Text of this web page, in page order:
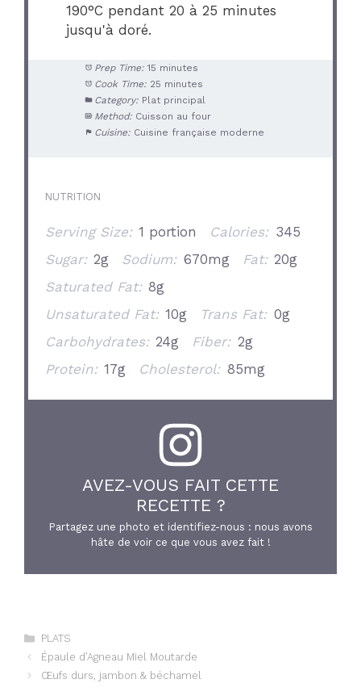
190°C pendant 20 à 25 minutes
jusqu'à doré.
Prep Time: 15 minutes
Cook Time: 25 minutes
Category: Plat principal
Method: Cuisson au four
Cuisine: Cuisine française moderne
NUTRITION
Serving Size: 1 portion Calories: 345
Sugar: 2g Sodium: 670mg Fat: 20g
Saturated Fat: 8g
Unsaturated Fat: 10g Trans Fat: 0g
Carbohydrates: 24g Fiber: 2g
Protein: 17g Cholesterol: 85mg
AVEZ-VOUS FAIT CETTE
RECETTE ?
Partagez une photo et identifiez-nous : nous avons
hâte de voir ce que vous avez fait !
Catégories
PLATS
Épaule d’Agneau Miel Moutarde
Œufs durs, jambon & béchamel